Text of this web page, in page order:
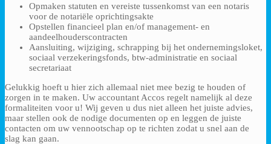
Opmaken statuten en vereiste tussenkomst van een notaris
voor de notariële oprichtingsakte
Opstellen financieel plan en/of management- en
aandeelhouderscontracten
Aansluiting, wijziging, schrapping bij het ondernemingsloket,
sociaal verzekeringsfonds, btw-administratie en sociaal
secretariaat
Gelukkig hoeft u hier zich allemaal niet mee bezig te houden of
zorgen in te maken. Uw accountant Accos regelt namelijk al deze
formaliteiten voor u! Wij geven u dus niet alleen het juiste advies,
maar stellen ook de nodige documenten op en leggen de juiste
contacten om uw vennootschap op te richten zodat u snel aan de
slag kan gaan.